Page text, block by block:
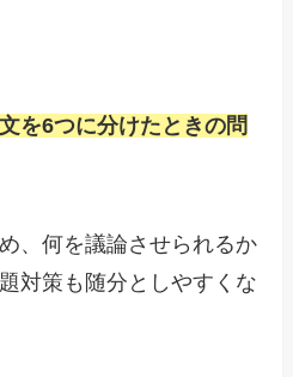
を6つに分けたときの問
、何を議論させられるか
対策も随分としやすくな